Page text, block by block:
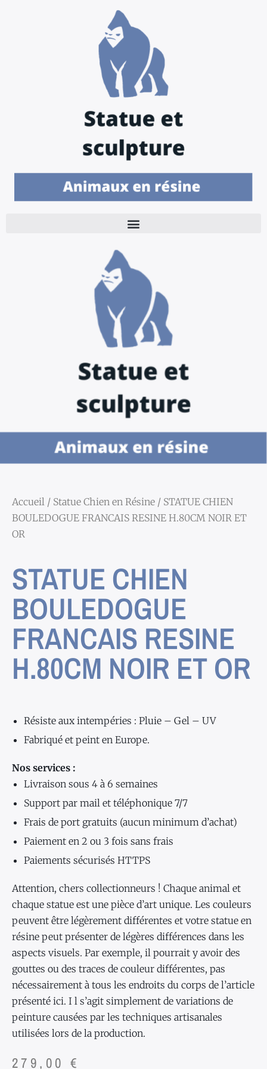
Accueil / Statue Chien en Résine / STATUE CHIEN
BOULEDOGUE FRANCAIS RESINE H.80CM NOIR ET
OR
STATUE CHIEN
BOULEDOGUE
FRANCAIS RESINE
H.80CM NOIR ET OR
Résiste aux intempéries : Pluie – Gel – UV
Fabriqué et peint en Europe.
Nos services :
Livraison sous 4 à 6 semaines
Support par mail et téléphonique 7/7
Frais de port gratuits (aucun minimum d’achat)
Paiement en 2 ou 3 fois sans frais
Paiements sécurisés HTTPS
Attention, chers collectionneurs ! Chaque animal et
chaque statue est une pièce d’art unique. Les couleurs
peuvent être légèrement différentes et votre statue en
résine peut présenter de légères différences dans les
aspects visuels. Par exemple, il pourrait y avoir des
gouttes ou des traces de couleur différentes, pas
nécessairement à tous les endroits du corps de l’article
présenté ici. I l s’agit simplement de variations de
peinture causées par les techniques artisanales
utilisées lors de la production.
279,00 €